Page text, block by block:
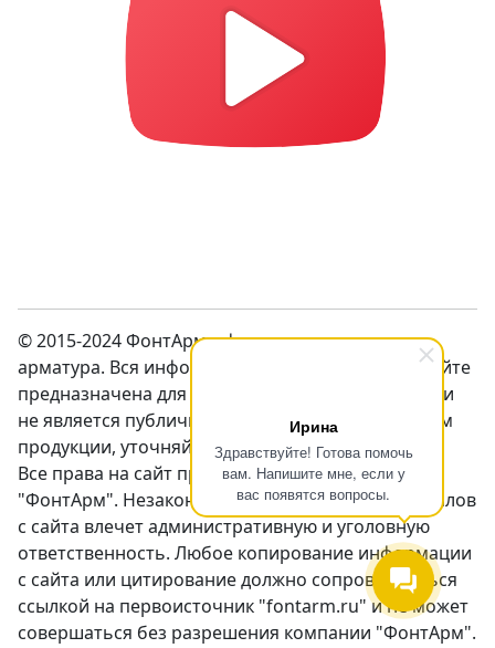
Ирина
Здравствуйте! Готова помочь
вам. Напишите мне, если у
вас появятся вопросы.
© 2015-2024 ФонтАрм – фонтанная устьевая
арматура. Вся информация предсталенная на сайте
предназначена для ознакомления с продукцией и
не является публичной оффертой. Перед заказом
продукции, уточняйте цены у менеджеров.
Все права на сайт принадлежат компании
"ФонтАрм". Незаконное использование материалов
с сайта влечет административную и уголовную
ответственность. Любое копирование информации
с сайта или цитирование должно сопровождаться
ссылкой на первоисточник "fontarm.ru" и не может
совершаться без разрешения компании "ФонтАрм".